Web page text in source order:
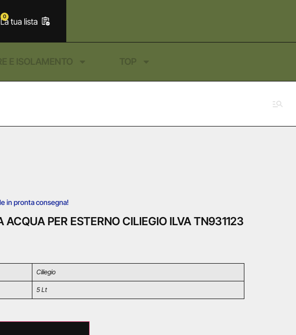
0
E ISOLAMENTO TOP
in pronta consegna!
ACQUA PER ESTERNO CILIEGIO ILVA TN931123
Ciliegio
5 Lt